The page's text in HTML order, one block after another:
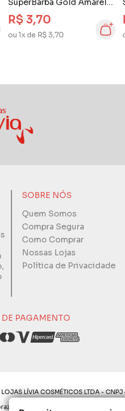
SuperBarba Gold Amarelo
2 unidades
R$ 3,70
ou 1x de R$ 3,70
SOBRE NÓS
Quem Somos
Compra Segura
Como Comprar
Nossas Lojas
Política de Privacidade
DE PAGAMENTO
LÍVIA COSMÉTICOS LTDA -
de pagamento expostos aqui